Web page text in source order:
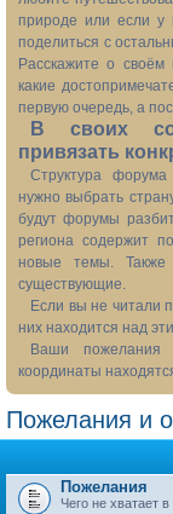
природе или если у
поделиться с
Расскажите о своём
какие
первую очередь, а
В своих
привязать
Структура
нужно выбрать
будут форумы
региона содержит
новые темы.
существующие.
Если вы не читали
них находится над
Ваши пожелания
координаты
Пожелания и
Пожелания
Чего не хватает